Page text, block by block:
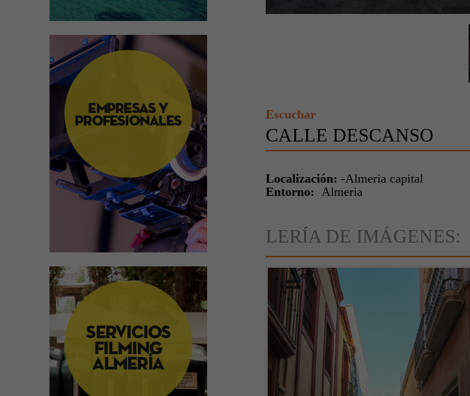
Escuchar
CALLE DESCANSO
Localización: -Almeria capital
Entorno: Almeria
LERÍA DE IMÁGENES: